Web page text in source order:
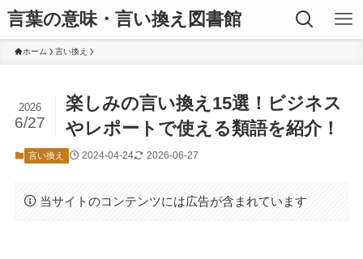
言葉の意味・言い換え図書館
ホーム 言い換え
楽しみの言い換え15選！ビジネス
やレポートで使える類語を紹介！
2026
6/27
言い換え 2024-04-24 2026-06-27
当サイトのコンテンツには広告が含まれています